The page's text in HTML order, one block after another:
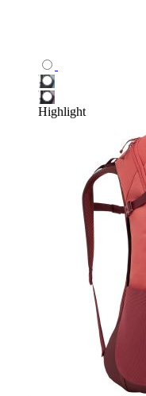
Highlight